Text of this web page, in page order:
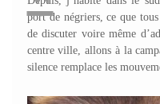
port de négriers, ce que
de discuter voire même
centre ville, allons à la
silence remplace les